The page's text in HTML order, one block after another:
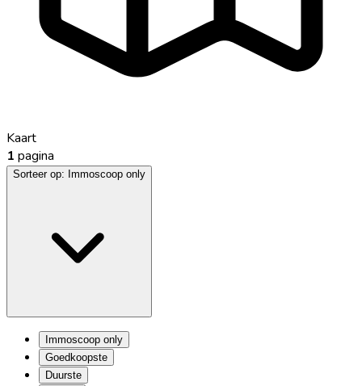
Kaart
1 pagina
Sorteer op: Immoscoop only
Immoscoop only
Goedkoopste
Duurste